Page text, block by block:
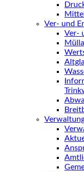
Ver- und
Ver-